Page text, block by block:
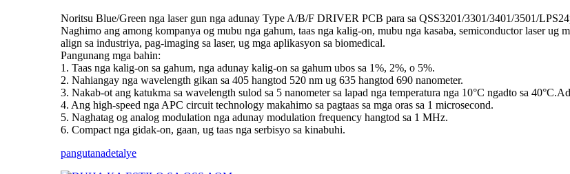
Noritsu Blue/Green nga laser gun nga adunay Type A/B/F DRIVER PCB para sa QSS3201/3301/3401/3501/
Naghimo ang among kompanya og mubu nga gahum, taas nga kalig-on, mubu nga kasaba, semiconductor laser ug
align sa industriya, pag-imaging sa laser, ug mga aplikasyon sa biomedical.
Pangunang mga bahin:
1. Taas nga kalig-on sa gahum, nga adunay kalig-on sa gahum ubos sa 1%, 2%, o 5%.
2. Nahiangay nga wavelength gikan sa 405 hangtod 520 nm ug 635 hangtod 690 nanometer.
3. Nakab-ot ang katukma sa wavelength sulod sa 5 nanometer sa lapad nga temperatura nga 10°C ngadto sa
4. Ang high-speed nga APC circuit technology makahimo sa pagtaas sa mga oras sa 1 microsecond.
5. Naghatag og analog modulation nga adunay modulation frequency hangtod sa 1 MHz.
6. Compact nga gidak-on, gaan, ug taas nga serbisyo sa kinabuhi.
pangutanadetalye